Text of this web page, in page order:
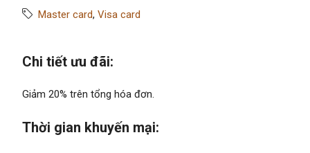
Master card, Visa card
Chi tiết ưu đãi:
Giảm 20% trên tổng hóa đơn.
Thời gian khuyến mại: